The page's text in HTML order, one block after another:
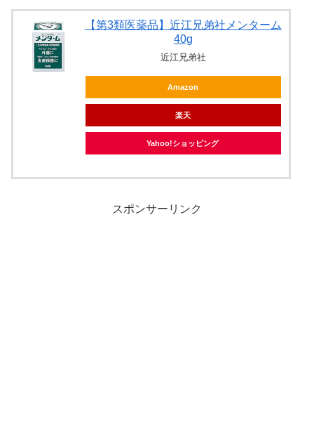
【第3類医薬品】近江兄弟社メンターム
40g
近江兄弟社
Amazon
楽天
Yahoo!ショッピング
スポンサーリンク